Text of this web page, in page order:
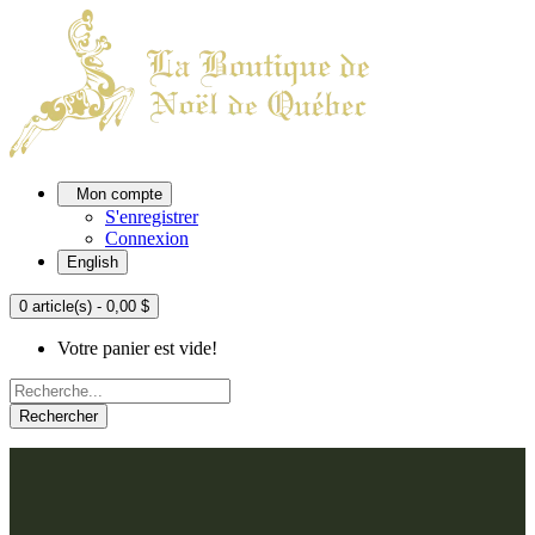
Mon compte
S'enregistrer
Connexion
English
0 article(s) - 0,00 $
Votre panier est vide!
Rechercher